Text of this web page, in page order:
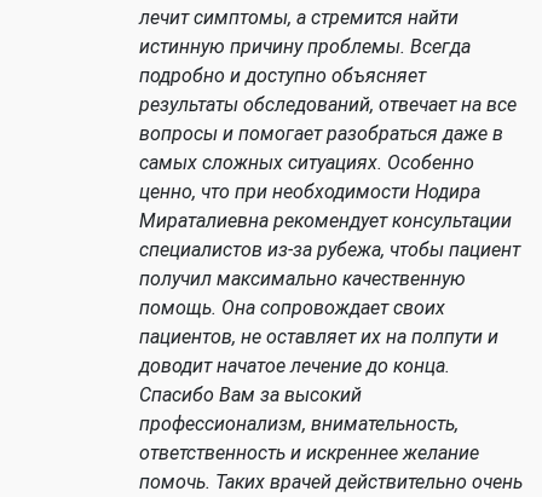
лечит симптомы, а стремится найти
истинную причину проблемы. Всегда
подробно и доступно объясняет
результаты обследований, отвечает на все
вопросы и помогает разобраться даже в
самых сложных ситуациях. Особенно
ценно, что при необходимости Нодира
Мираталиевна рекомендует консультации
специалистов из-за рубежа, чтобы пациент
получил максимально качественную
помощь. Она сопровождает своих
пациентов, не оставляет их на полпути и
доводит начатое лечение до конца.
Спасибо Вам за высокий
профессионализм, внимательность,
ответственность и искреннее желание
помочь. Таких врачей действительно очень